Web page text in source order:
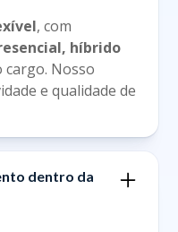
, com
híbrido
cargo. Nosso
e qualidade de
dentro da